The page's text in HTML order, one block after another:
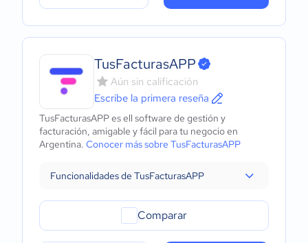
TusFacturasAPP
Aún sin calificación
Escribe la primera reseña
TusFacturasAPP es ell software de gestión y
facturación, amigable y fácil para tu negocio en
Argentina. Conocer más sobre TusFacturasAPP
Funcionalidades de TusFacturasAPP
Comparar